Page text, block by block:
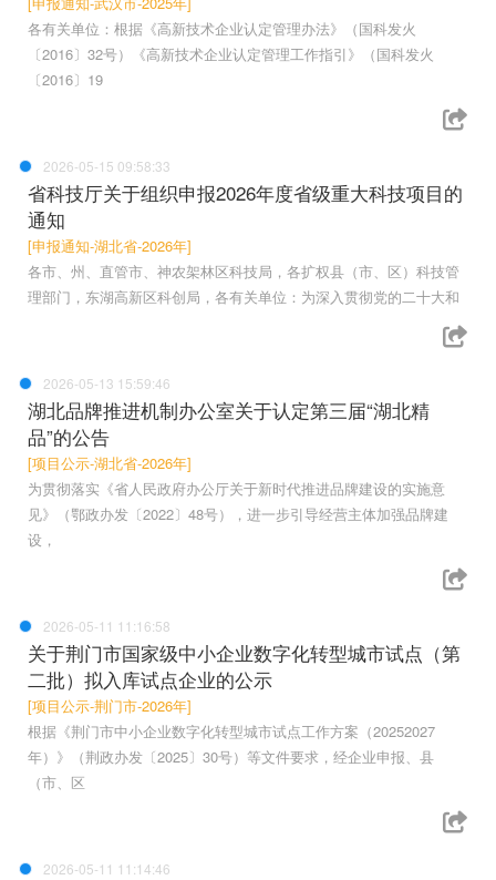
各有关单位：根据《高新技术企业认定管理办法》（国科发火
〔2016〕32号）《高新技术企业认定管理工作指引》（国科发火
〔2016〕19
2026-05-15 09:58:33
省科技厅关于组织申报2026年度省级重大科技项目的
通知
[申报通知-湖北省-2026年]
各市、州、直管市、神农架林区科技局，各扩权县（市、区）科技管
理部门，东湖高新区科创局，各有关单位：为深入贯彻党的二十大和
2026-05-13 15:59:46
湖北品牌推进机制办公室关于认定第三届“湖北精
品”的公告
[项目公示-湖北省-2026年]
为贯彻落实《省人民政府办公厅关于新时代推进品牌建设的实施意
见》（鄂政办发〔2022〕48号），进一步引导经营主体加强品牌建
设，
2026-05-11 11:16:58
关于荆门市国家级中小企业数字化转型城市试点（第
二批）拟入库试点企业的公示
[项目公示-荆门市-2026年]
根据《荆门市中小企业数字化转型城市试点工作方案（20252027
年）》（荆政办发〔2025〕30号）等文件要求，经企业申报、县
（市、区
2026-05-11 11:14:46